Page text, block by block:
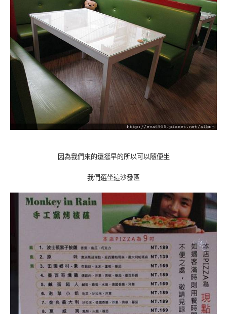
因為我們來的還挺早的所以可以隨便坐
我們選坐這沙發區